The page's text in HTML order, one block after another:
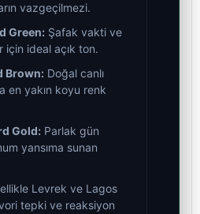
vazgeçilmezi.
Green: Şafak vakti ve
için ideal açık ton.
Brown: Doğal canlı
en yakın koyu renk
Gold: Parlak gün
yansıma sunan
Levrek ve Lagos
tepki ve reaksiyon